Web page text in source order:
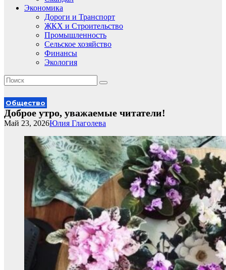
Экономика
Дороги и Транспорт
ЖКХ и Строительство
Промышленность
Сельское хозяйство
Финансы
Экология
Общество
Доброе утро, уважаемые читатели!
Юлия Глаголева
Май 23, 2026